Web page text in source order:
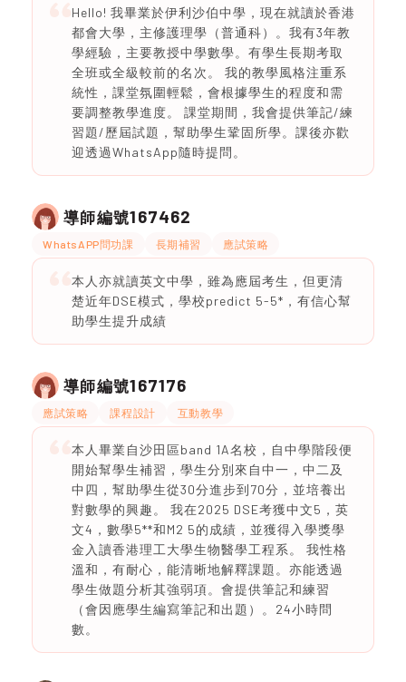
Hello! 我畢業於伊利沙伯中學，現在就讀於香港
都會大學，主修護理學（普通科）。我有3年教
學經驗，主要教授中學數學。有學生長期考取
全班或全級較前的名次。 我的教學風格注重系
統性，課堂氛圍輕鬆，會根據學生的程度和需
要調整教學進度。 課堂期間，我會提供筆記/練
習題/歷屆試題，幫助學生鞏固所學。課後亦歡
迎透過WhatsApp隨時提問。
導師編號167462
WhatsAPP問功課 長期補習 應試策略
本人亦就讀英文中學，雖為應屆考生，但更清
楚近年DSE模式，學校predict 5-5*，有信心幫
助學生提升成績
導師編號167176
應試策略 課程設計 互動教學
本人畢業自沙田區band 1A名校，自中學階段便
開始幫學生補習，學生分別來自中一，中二及
中四，幫助學生從30分進步到70分，並培養出​
對​數學的​興趣。 我在2025 DSE考獲中文5，英
文4，數學5**和M2 5的成績，並獲得入學獎學
金入讀香港理工大學生物醫學工程系。 我性格
溫和，有耐心，能清晰地解釋課題。亦能透過
學生做題分析其強弱項。會提供筆記和練習
（會因應學生編寫筆記和出題）。24小時問
數。